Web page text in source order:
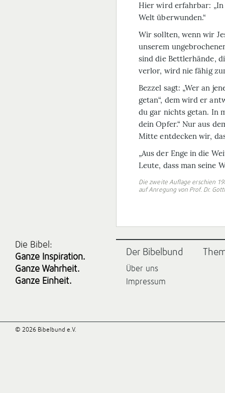
Hier wird erfahrbar:
Welt überwunden.“
Wir sollten, wenn wir
unserem
sind die Bettlerhände,
verlor, wird nie fähig
Bezzel sagt: „Wer an
getan“, dem wird er
du gar nichts getan. In
dein Opfer.“ Nur aus
Mitte entdecken wir,
„Aus der Enge in die
Leute, dass man seine
Die zweite Auflage erschien
auf Anregung von Prof. Dr.
Die Bibel:
Ganze Inspiration.
Ganze Wahrheit.
Ganze Einheit.
Der Bibelbund
Über uns
Impressum
© 2026 Bibelbund e.V.